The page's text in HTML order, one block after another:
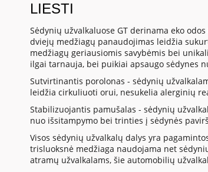
LIESTI
Sėdynių užvalkaluose GT derinama eko
dviejų medžiagų panaudojimas leidžia
medžiagų geriausiomis savybėmis bei
ilgai tarnauja, bei puikiai apsaugo sėdynes
Sutvirtinantis porolonas - sėdynių
leidžia cirkuliuoti orui, nesukelia alerginių
Stabilizuojantis pamušalas - sėdynių
nuo išsitampymo bei trinties į sėdynės
Visos sėdynių užvalkalų dalys yra
trisluoksnė medžiaga naudojama net
atramų užvalkalams, šie automobilių